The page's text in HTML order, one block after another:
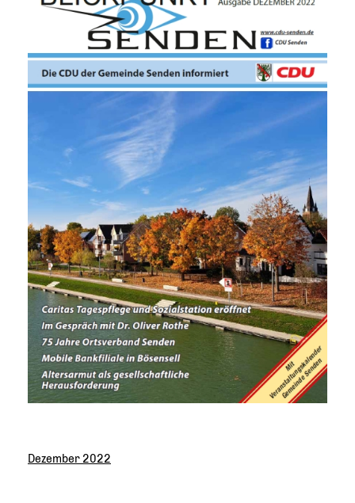
Dezember 2022